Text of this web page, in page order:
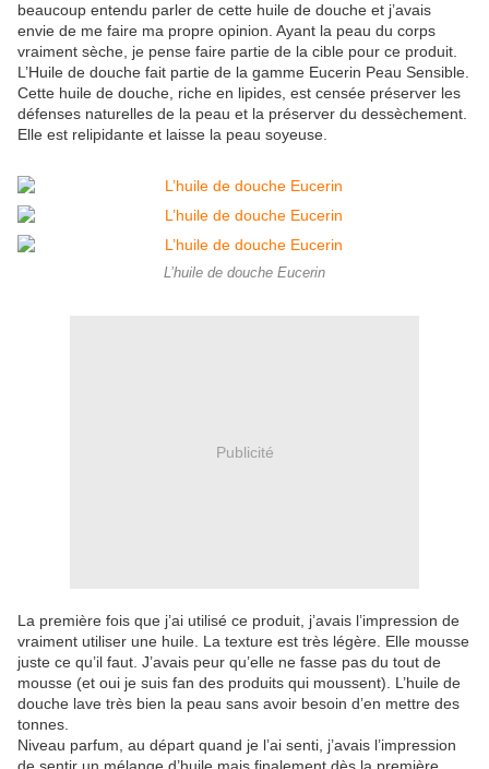
beaucoup entendu parler de cette huile de douche et j’avais
envie de me faire ma propre opinion. Ayant la peau du corps
vraiment sèche, je pense faire partie de la cible pour ce produit.
L’Huile de douche fait partie de la gamme Eucerin Peau Sensible.
Cette huile de douche, riche en lipides, est censée préserver les
défenses naturelles de la peau et la préserver du dessèchement.
Elle est relipidante et laisse la peau soyeuse.
L’huile de douche Eucerin
Publicité
La première fois que j’ai utilisé ce produit, j’avais l’impression de
vraiment utiliser une huile. La texture est très légère. Elle mousse
juste ce qu’il faut. J’avais peur qu’elle ne fasse pas du tout de
mousse (et oui je suis fan des produits qui moussent). L’huile de
douche lave très bien la peau sans avoir besoin d’en mettre des
tonnes.
Niveau parfum, au départ quand je l’ai senti, j’avais l’impression